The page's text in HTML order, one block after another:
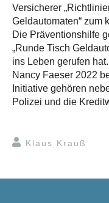
Versicherer
Geldautomaten“ zum
Die Präventionshilfe
„Runde Tisch
ins Leben gerufen
Nancy Faeser 2022
Initiative gehören
Polizei und die
Klaus Krauß